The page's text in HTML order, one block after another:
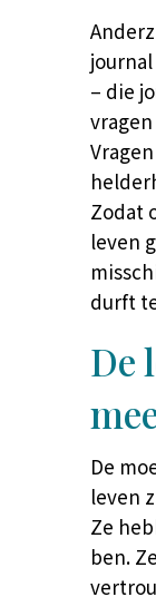
– die
Zodat
leven
durft
De
De
leven
Ze
ben.